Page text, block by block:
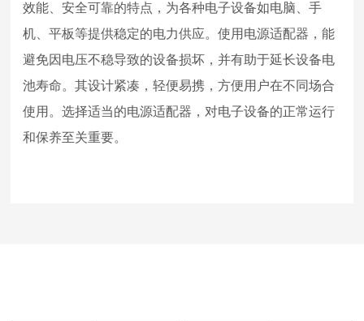
效能、安全可靠的特点，为各种电子设备如电脑、手
机、平板等提供稳定的电力供应。使用电源适配器，能
避免因电压不稳导致的设备损坏，并有助于延长设备电
池寿命。其设计紧凑，轻便易携，方便用户在不同场合
使用。选择适当的电源适配器，对电子设备的正常运行
和保养至关重要。